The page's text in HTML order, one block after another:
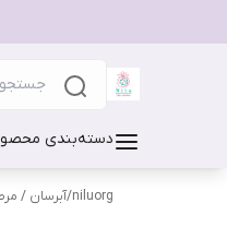
دسته‌بندی
niluorg
/آبرسان /